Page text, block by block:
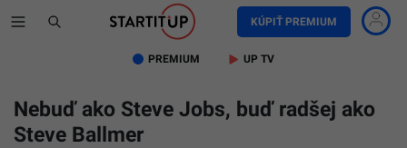
KÚPIŤ PREMIUM
PREMIUM UP TV
Nebuď ako Steve Jobs, buď radšej ako
Steve Ballmer